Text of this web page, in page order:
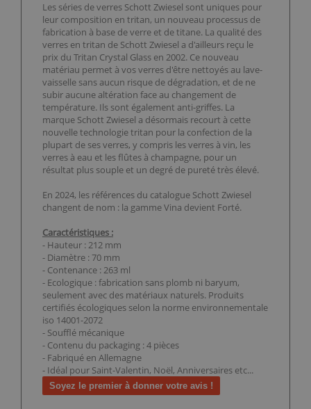
Les séries de verres Schott Zwiesel sont uniques pour
leur composition en tritan, un nouveau processus de
fabrication à base de verre et de titane. La qualité des
verres en tritan de Schott Zwiesel a d'ailleurs reçu le
prix du Tritan Crystal Glass en 2002. Ce nouveau
matériau permet à vos verres d'être nettoyés au lave-
vaisselle sans aucun risque de dégradation, et de ne
subir aucune altération face au changement de
température. Ils sont également anti-griffes. La
marque Schott Zwiesel a désormais recourt à cette
nouvelle technologie tritan pour la confection de la
plupart de ses verres, y compris les verres à vin, les
verres à eau et les flûtes à champagne, pour un
résultat plus souple et un degré de pureté très élevé.
En 2024, les références du catalogue Schott Zwiesel
changent de nom : la gamme Vina devient Forté.
Caractéristiques :
- Hauteur : 212 mm
- Diamètre : 70 mm
- Contenance : 263 ml
- Ecologique : fabrication sans plomb ni baryum,
seulement avec des matériaux naturels. Produits
certifiés écologiques selon la norme environnementale
iso 14001-2072
- Soufflé mécanique
- Contenu du packaging : 4 pièces
- Fabriqué en Allemagne
- Idéal pour Saint-Valentin, Noël, Anniversaires etc...
Soyez le premier à donner votre avis !